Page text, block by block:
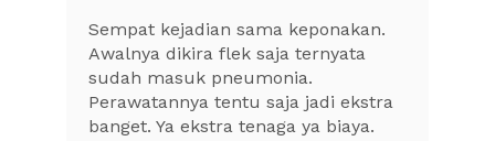
Sempat kejadian sama keponakan.
Awalnya dikira flek saja ternyata
sudah masuk pneumonia.
Perawatannya tentu saja jadi ekstra
banget. Ya ekstra tenaga ya biaya.